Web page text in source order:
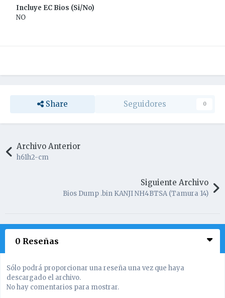
Incluye EC Bios (Si/No)
NO
Share Seguidores 0
Archivo Anterior
h61h2-cm
Siguiente Archivo
Bios Dump .bin KANJI NH4BTSA (Tamura 14)
0 Reseñas
Sólo podrá proporcionar una reseña una vez que haya
descargado el archivo.
No hay comentarios para mostrar.